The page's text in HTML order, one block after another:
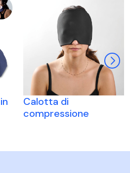
Calotta di
compressione